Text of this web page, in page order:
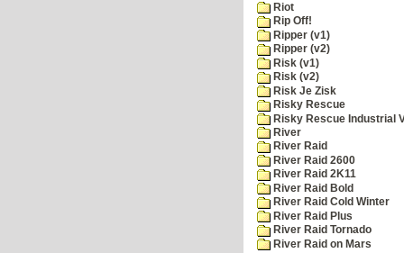
Riot
Rip Off!
Ripper (v1)
Ripper (v2)
Risk (v1)
Risk (v2)
Risk Je Zisk
Risky Rescue
Risky Rescue Industrial
River
River Raid
River Raid 2600
River Raid 2K11
River Raid Bold
River Raid Cold Winter
River Raid Plus
River Raid Tornado
River Raid on Mars